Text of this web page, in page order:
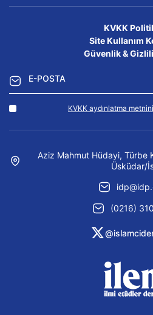
KVKK
Site Kullanım
Güvenlik &
KVKK aydınlatma metnini
Aziz Mahmut Hüdayi, Türbe
Üsküdar/
(0216)